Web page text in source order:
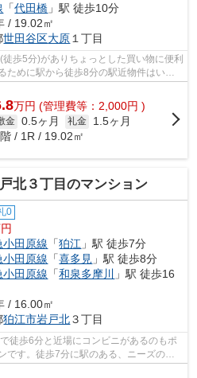
「代田橋 」駅 徒歩10分
/ 19.02㎡
世田谷区大原 １丁目
歩5分)がありちょっとした買い物に便利
ために駅から徒歩8分の駅近物件はいか
ー...
万円 (管理費等：2,000円 )
金 0.5ヶ月 礼金
1.5ヶ月
/ 1R / 19.02㎡
北３丁目のマンション
0
小田原線 「狛江 」駅 徒歩7分
小田原線 「喜多見 」駅 徒歩8分
小田原線 「和泉多摩川
」駅 徒歩16
/ 16.00㎡
狛江市岩戸北３丁目
徒歩6分と近場にコンビニがあるのもポ
です。徒歩7分に駅のある、ニーズの高